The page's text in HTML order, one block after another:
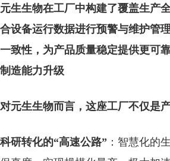
元生生物在工厂中构建了覆盖生产
合设备运行数据进行预警与维护管
一致性，为产品质量稳定提供更可
制造能力升级
对元生生物而言，这座工厂不仅是
科研转化的“高速公路” ： 智慧化的